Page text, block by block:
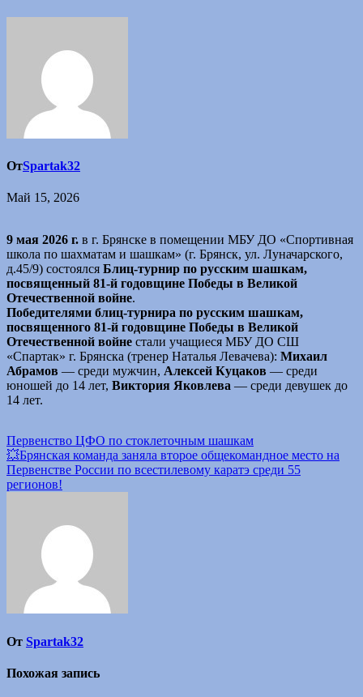
ОтSpartak32
Май 15, 2026
9 мая 2026 г. в г. Брянске в помещении МБУ ДО «Спортивная
школа по шахматам и шашкам» (г. Брянск, ул. Луначарского,
д.45/9) состоялся Блиц-турнир по русским шашкам,
посвященный 81-й годовщине Победы в Великой
Отечественной войне.
Победителями блиц-турнира по русским шашкам,
посвященного 81-й годовщине Победы в Великой
Отечественной войне стали учащиеся МБУ ДО СШ
«Спартак» г. Брянска (тренер Наталья Левачева): Михаил
Абрамов — среди мужчин, Алексей Куцаков — среди
юношей до 14 лет, Виктория Яковлева — среди девушек до
14 лет.
Навигация
по
записям
Первенство ЦФО по стоклеточным шашкам
💥Брянская команда заняла второе общекомандное место на
Первенстве России по всестилевому каратэ среди 55
регионов!
От Spartak32
Похожая запись